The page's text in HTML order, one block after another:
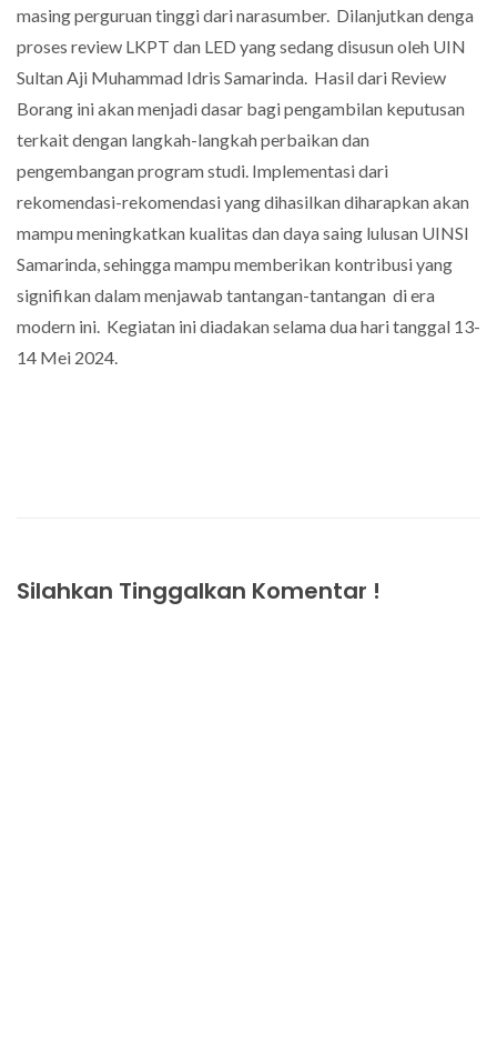
masing perguruan tinggi dari narasumber. Dilanjutkan denga
proses review LKPT dan LED yang sedang disusun oleh UIN
Sultan Aji Muhammad Idris Samarinda. Hasil dari Review
Borang ini akan menjadi dasar bagi pengambilan keputusan
terkait dengan langkah-langkah perbaikan dan
pengembangan program studi. Implementasi dari
rekomendasi-rekomendasi yang dihasilkan diharapkan akan
mampu meningkatkan kualitas dan daya saing lulusan UINSI
Samarinda, sehingga mampu memberikan kontribusi yang
signifikan dalam menjawab tantangan-tantangan di era
modern ini. Kegiatan ini diadakan selama dua hari tanggal 13-
14 Mei 2024.
Silahkan Tinggalkan Komentar !